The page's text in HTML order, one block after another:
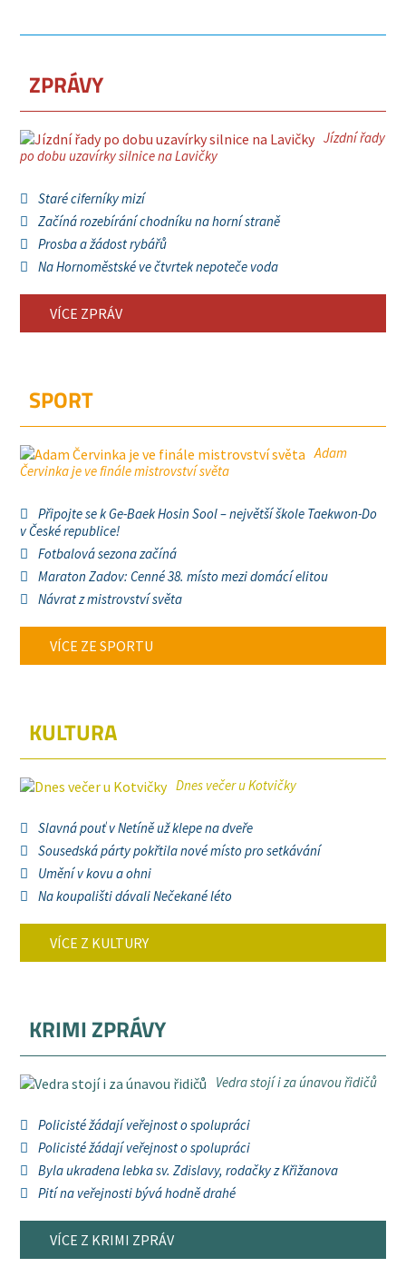
ZPRÁVY
Jízdní řady
po dobu uzavírky silnice na Lavičky
Staré ciferníky mizí
Začíná rozebírání chodníku na horní straně
Prosba a žádost rybářů
Na Hornoměstské ve čtvrtek nepoteče voda
VÍCE ZPRÁV
SPORT
Adam
Červinka je ve finále mistrovství světa
Připojte se k Ge-Baek Hosin Sool – největší škole Taekwon-Do
v České republice!
Fotbalová sezona začíná
Maraton Zadov: Cenné 38. místo mezi domácí elitou
Návrat z mistrovství světa
VÍCE ZE SPORTU
KULTURA
Dnes večer u Kotvičky
Slavná pouť v Netíně už klepe na dveře
Sousedská párty pokřtila nové místo pro setkávání
Umění v kovu a ohni
Na koupališti dávali Nečekané léto
VÍCE Z KULTURY
KRIMI ZPRÁVY
Vedra stojí i za únavou řidičů
Policisté žádají veřejnost o spolupráci
Policisté žádají veřejnost o spolupráci
Byla ukradena lebka sv. Zdislavy, rodačky z Křižanova
Pití na veřejnosti bývá hodně drahé
VÍCE Z KRIMI ZPRÁV